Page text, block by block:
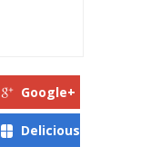
Google+
Delicious